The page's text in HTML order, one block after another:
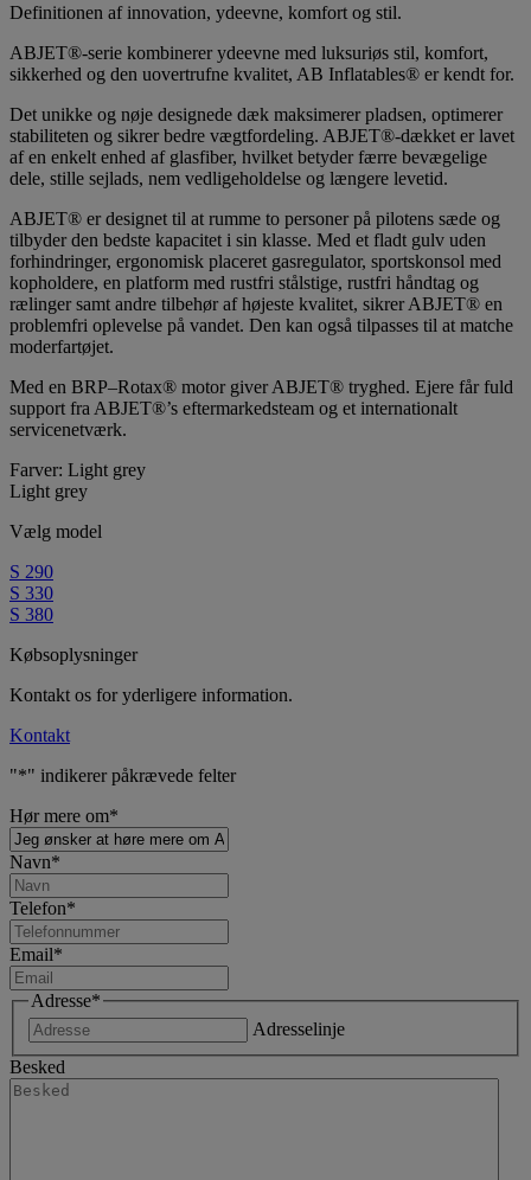
Definitionen af innovation, ydeevne, komfort og stil.
ABJET®-serie kombinerer ydeevne med luksuriøs stil, komfort,
sikkerhed og den uovertrufne kvalitet, AB Inflatables® er kendt for.
Det unikke og nøje designede dæk maksimerer pladsen, optimerer
stabiliteten og sikrer bedre vægtfordeling. ABJET®-dækket er lavet
af en enkelt enhed af glasfiber, hvilket betyder færre bevægelige
dele, stille sejlads, nem vedligeholdelse og længere levetid.
ABJET® er designet til at rumme to personer på pilotens sæde og
tilbyder den bedste kapacitet i sin klasse. Med et fladt gulv uden
forhindringer, ergonomisk placeret gasregulator, sportskonsol med
kopholdere, en platform med rustfri stålstige, rustfri håndtag og
rælinger samt andre tilbehør af højeste kvalitet, sikrer ABJET® en
problemfri oplevelse på vandet. Den kan også tilpasses til at matche
moderfartøjet.
Med en BRP–Rotax® motor giver ABJET® tryghed. Ejere får fuld
support fra ABJET®’s eftermarkedsteam og et internationalt
servicenetværk.
Farver: Light grey
Light grey
Vælg model
S 290
S 330
S 380
Købsoplysninger
Kontakt os for yderligere information.
Kontakt
"*" indikerer påkrævede felter
Hør mere om*
Navn*
Telefon*
Email*
Adresse*
Adresselinje
Besked